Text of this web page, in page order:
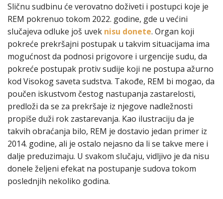
Sličnu sudbinu će verovatno doživeti i postupci koje je
REM pokrenuo tokom 2022. godine, gde u većini
slučajeva odluke još uvek nisu donete. Organ koji
pokreće prekršajni postupak u takvim situacijama ima
mogućnost da podnosi prigovore i urgencije sudu, da
pokreće postupak protiv sudije koji ne postupa ažurno
kod Visokog saveta sudstva. Takođe, REM bi mogao, da
poučen iskustvom čestog nastupanja zastarelosti,
predloži da se za prekršaje iz njegove nadležnosti
propiše duži rok zastarevanja. Kao ilustraciju da je
takvih obraćanja bilo, REM je dostavio jedan primer iz
2014. godine, ali je ostalo nejasno da li se takve mere i
dalje preduzimaju. U svakom slučaju, vidljivo je da nisu
donele željeni efekat na postupanje sudova tokom
poslednjih nekoliko godina.